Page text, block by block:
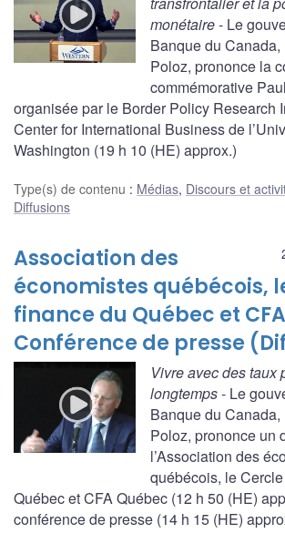
monétaire- Le
Banque du Canada,
Poloz, prononce la
commémorative
organisée par le Border Policy Research
Center for International Business de
Washington (19 h 10 (HE) approx.)
Type(s) de contenu : Médias, Discours et
Diffusions
Association des
économistes québécois,
finance du Québec et
Conférence de presse
Vivre avec des taux
longtemps- Le
Banque du Canada,
Poloz, prononce un
l’Association des
québécois, le
Québec et CFA Québec (12 h 50 (HE)
conférence de presse (14 h 15 (HE)